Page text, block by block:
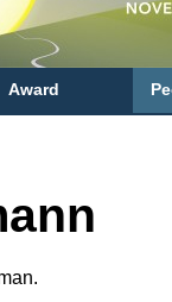
Award